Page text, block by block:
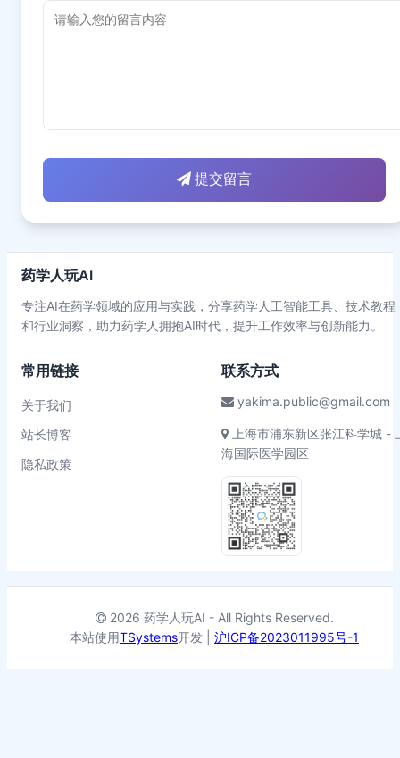
提交留言
药学人玩AI
专注AI在药学领域的应用与实践，分享药学人工智能工具、技术教程
和行业洞察，助力药学人拥抱AI时代，提升工作效率与创新能力。
常用链接
关于我们
站长博客
隐私政策
联系方式
yakima.public@gmail.com
上海市浦东新区张江科学城 -
海国际医学园区
2026 药学人玩AI - All Rights Reserved.
本站使用TSystems开发 | 沪ICP备2023011995号-1